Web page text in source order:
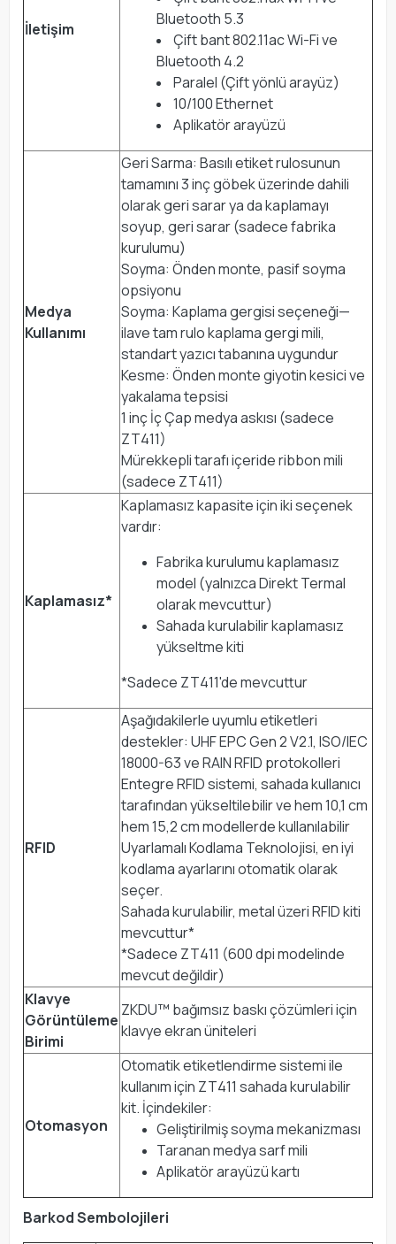
İletişim
Bluetooth 5.3
Çift bant 802.11ac Wi-Fi ve
Bluetooth 4.2
Paralel (Çift yönlü arayüz)
10/100 Ethernet
Aplikatör arayüzü
Medya
Kullanımı
Geri Sarma: Basılı etiket rulosunun
tamamını 3 inç göbek üzerinde dahili
olarak geri sarar ya da kaplamayı
soyup, geri sarar (sadece fabrika
kurulumu)
Soyma: Önden monte, pasif soyma
opsiyonu
Soyma: Kaplama gergisi seçeneği—
ilave tam rulo kaplama gergi mili,
standart yazıcı tabanına uygundur
Kesme: Önden monte giyotin kesici ve
yakalama tepsisi
1 inç İç Çap medya askısı (sadece
ZT411)
Mürekkepli tarafı içeride ribbon mili
(sadece ZT411)
Kaplamasız*
Kaplamasız kapasite için iki seçenek
vardır:
Fabrika kurulumu kaplamasız
model (yalnızca Direkt Termal
olarak mevcuttur)
Sahada kurulabilir kaplamasız
yükseltme kiti
*Sadece ZT411'de mevcuttur
RFID
Aşağıdakilerle uyumlu etiketleri
destekler: UHF EPC Gen 2 V2.1, ISO/IEC
18000-63 ve RAIN RFID protokolleri
Entegre RFID sistemi, sahada kullanıcı
tarafından yükseltilebilir ve hem 10,1 cm
hem 15,2 cm modellerde kullanılabilir
Uyarlamalı Kodlama Teknolojisi, en iyi
kodlama ayarlarını otomatik olarak
seçer.
Sahada kurulabilir, metal üzeri RFID kiti
mevcuttur*
*Sadece ZT411 (600 dpi modelinde
mevcut değildir)
Klavye
Görüntüleme
Birimi
ZKDU™ bağımsız baskı çözümleri için
klavye ekran üniteleri
Otomasyon
Otomatik etiketlendirme sistemi ile
kullanım için ZT411 sahada kurulabilir
kit. İçindekiler:
Geliştirilmiş soyma mekanizması
Taranan medya sarf mili
Aplikatör arayüzü kartı
Barkod Sembolojileri